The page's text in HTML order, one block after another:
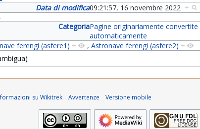
Data di modifica09:21:57, 16 novembre 2022 +
CategoriaPagine originariamente convertite
automaticamente
ferengi (asfere1) + , Astronave ferengi (asfere2) +
su Wikitrek Avvertenze Versione mobile